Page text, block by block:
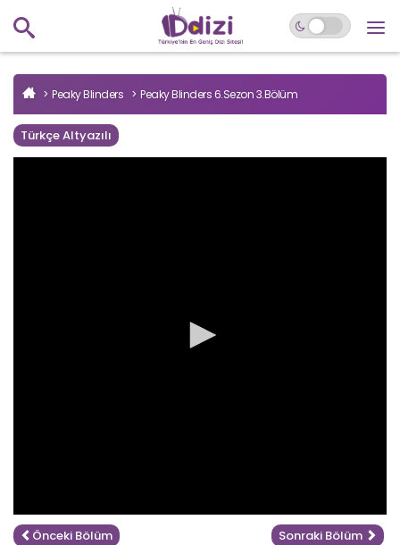
Peaky Blinders Peaky Blinders 6.Sezon 3.Bölüm
Türkçe Altyazılı
Önceki Bölüm Sonraki Bölüm